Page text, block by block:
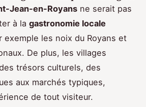
Jean-en-Royans ne serait pas
à la gastronomie locale
exemple les noix du Royans et
De plus, les villages
trésors culturels, des
aux marchés typiques,
de tout visiteur.